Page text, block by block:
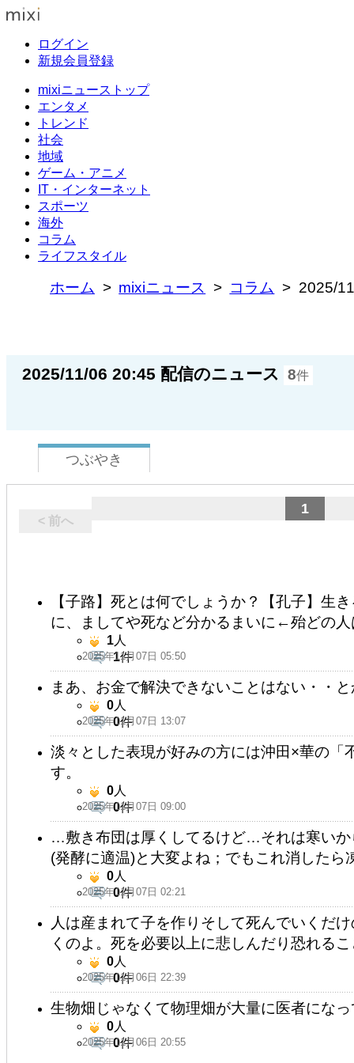
ログイン
新規会員登録
mixiニューストップ
エンタメ
トレンド
社会
地域
ゲーム・アニメ
IT・インターネット
スポーツ
海外
コラム
ライフスタイル
ホーム mixiニュース コラム 2025/
2025/11/06 20:45 配信のニュース 8件
つぶやき
< 前へ
1
【子路】死とは何でしょうか？【孔子】生
に、ましてや死など分かるまいに←殆どの人
2025年11月07日 05:50
1人
1件
まあ、お金で解決できないことはない・・と
2025年11月07日 13:07
0人
0件
淡々とした表現が好みの方には沖田×華の「
す。
2025年11月07日 09:00
0人
0件
…敷き布団は厚くしてるけど…それは寒い
(発酵に適温)と大変よね；でもこれ消した
2025年11月07日 02:21
0人
0件
人は産まれて子を作りそして死んでいくだ
くのよ。死を必要以上に悲しんだり恐れるこ
2025年11月06日 22:39
0人
0件
生物畑じゃなくて物理畑が大量に医者にな
2025年11月06日 20:55
0人
0件